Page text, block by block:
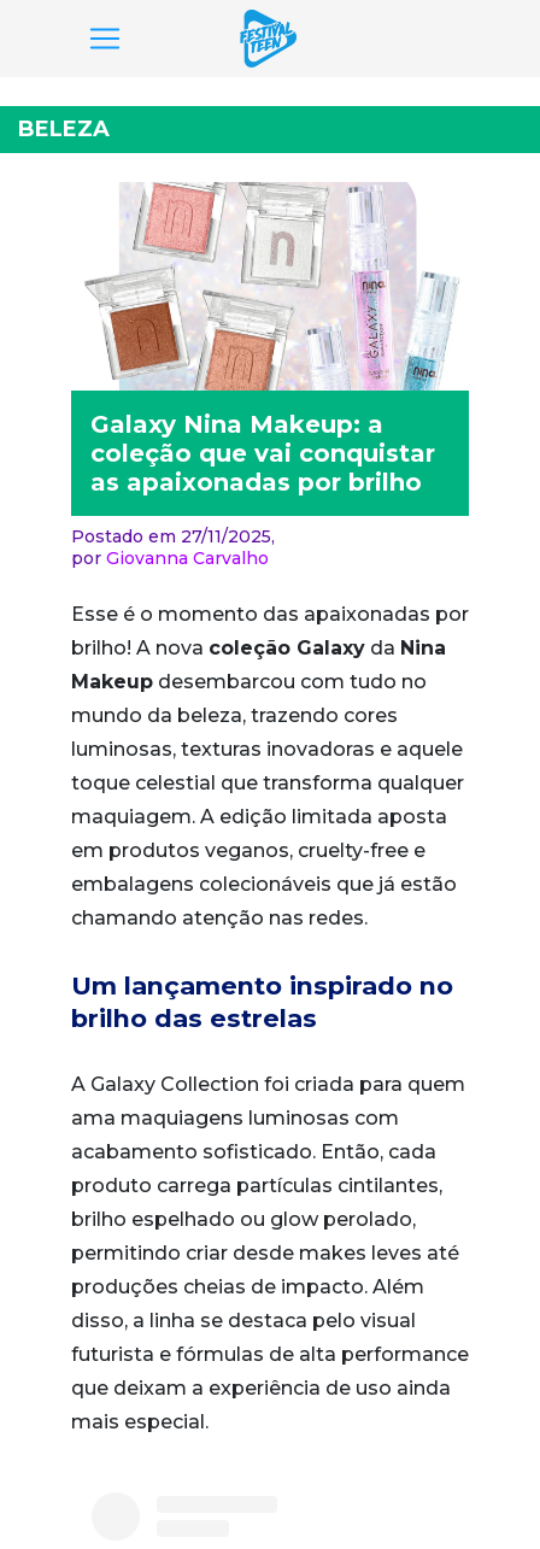
para
o
BELEZA
Galaxy Nina Makeup: a
coleção que vai conquistar
as apaixonadas por brilho
Postado em 27/11/2025,
por Giovanna Carvalho
Esse é o momento das apaixonadas por
brilho! A nova coleção Galaxy da Nina
Makeup desembarcou com tudo no
mundo da beleza, trazendo cores
luminosas, texturas inovadoras e aquele
toque celestial que transforma qualquer
maquiagem. A edição limitada aposta
em produtos veganos, cruelty-free e
embalagens colecionáveis que já estão
chamando atenção nas redes.
Um lançamento inspirado no
brilho das estrelas
A Galaxy Collection foi criada para quem
ama maquiagens luminosas com
acabamento sofisticado. Então, cada
produto carrega partículas cintilantes,
brilho espelhado ou glow perolado,
permitindo criar desde makes leves até
produções cheias de impacto. Além
disso, a linha se destaca pelo visual
futurista e fórmulas de alta performance
que deixam a experiência de uso ainda
mais especial.